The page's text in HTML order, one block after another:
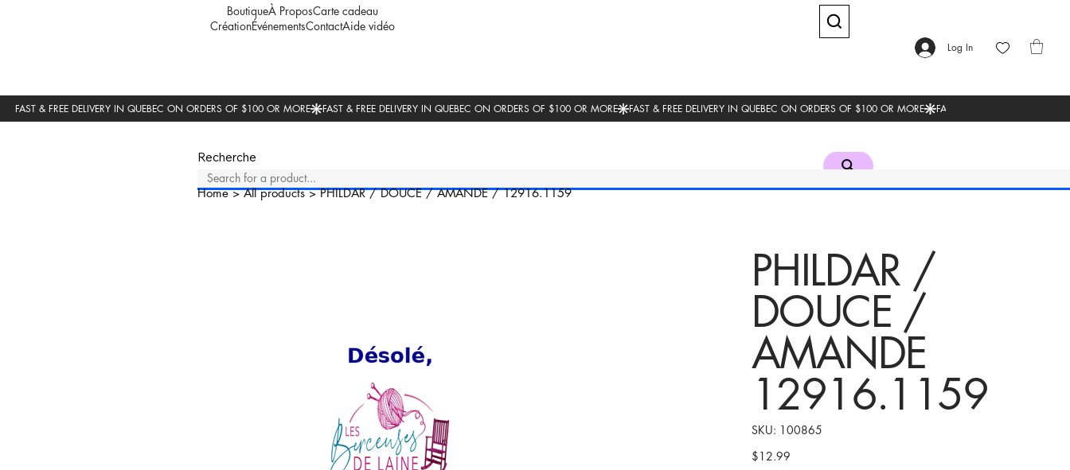
BoutiqueÀ ProposCarte cadeau
CréationÉvénementsContactAide vidéo
Log In
Recherche
Home>All products>PHILDAR / DOUCE / AMANDE / 12916.1159
PHILDAR /
DOUCE /
AMANDE
12916.1159
SKU:
SKU
100865
100865
Price
$12.99